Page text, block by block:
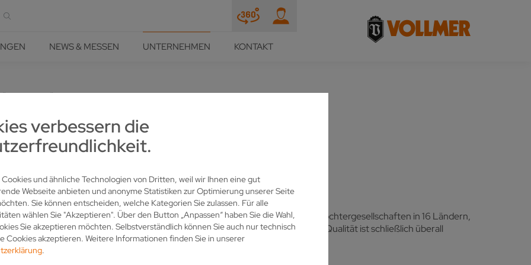
verbessern die
und ähnliche Technologien von Dritten, weil wir Ihnen eine gut
Webseite anbieten und anonyme Statistiken zur Optimierung unserer Seite
Sie können entscheiden, welche Kategorien Sie zulassen. Für alle
wählen Sie "Akzeptieren". Über den Button „Anpassen“ haben Sie die Wahl,
Sie akzeptieren möchten. Selbstverständlich können Sie auch nur technisch
Cookies akzeptieren. Weitere Informationen finden Sie in unserer
.
NEWS & MESSEN UNTERNEHMEN KONTAKT
UND PRÄZISION UNTERNEHMEN STANDORTE
mit Produktionsstätten in Mörlenbach / Deutschland und Taicang / China, Tochtergesellschaften in 16 Ländern,
dass Sie rund um den Erdball aufVOLLMER KNOW-HOWzählen können. Qualität ist schließlich überall